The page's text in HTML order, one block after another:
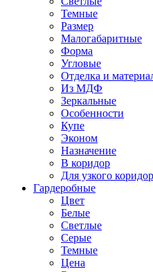
Темные
Размер
Малогабаритные
Форма
Угловые
Отделка и
Из МДФ
Зеркальные
Особенности
Купе
Эконом
Назначение
В коридор
Для узкого
Гардеробные
Цвет
Белые
Светлые
Серые
Темные
Цена